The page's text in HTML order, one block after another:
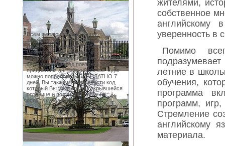
жителями,
собственное
уверенность в
Помимо
летние в
обучения,
программа
программ, игр,
Стремление
английскому
материала.
Всем желающим, кто хочет
заниматься английскийм языком в
Англии, но по каким-то причинам не
может поехать, или тем, кто уже
забронировал курс и хочет улучшить
свои знания перед поездкой, мы
предлагаем английский on-line. Курс
можно попробовать БЕСПЛАТНО 7
дней. Вы также можете ввести код,
который Вы увидите на открывшейся
странице и получить скидку на
оплату курса в 15 фунтов.
НАЧАТЬ КУРС